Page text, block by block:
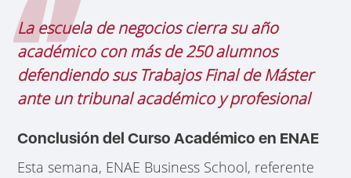
La escuela de negocios cierra su año
académico con más de 250 alumnos
defendiendo sus Trabajos Final de Máster
ante un tribunal académico y profesional
Conclusión del Curso Académico en ENAE
Esta semana, ENAE Business School, referente